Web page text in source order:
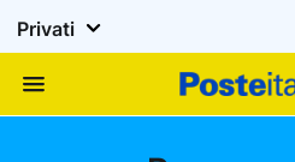
Privati
Italiane